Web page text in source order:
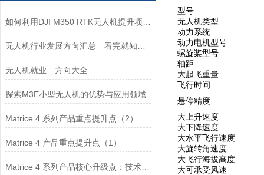
无人机就业—方向大全
探索M3E小型无人机的优势与应用领域
Matrice 4 系列产品重点提升点（2）
Matrice 4 产品重点提升点（1）
Matrice 4 系列产品核心升级点：技术改进与功能优化
型号
无人机类型
动力系统
动力电机型号
螺旋桨型号
轴距
大起飞重量
飞行时间
悬停精度
大上升速度
大下降速度
大水平飞行速度
大旋转角速度
大飞行海拔高度
大可承受风速